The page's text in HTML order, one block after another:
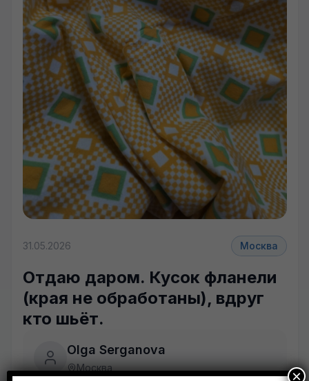
31.05.2026 Москва
Отдаю даром. Кусок фланели
(края не обработаны), вдруг
кто шьёт.
Olga Serganova
Москва ×